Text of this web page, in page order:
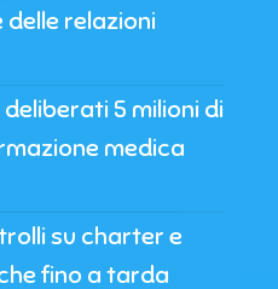
delle relazioni
5 milioni di
medica
su charter e
fino a tarda